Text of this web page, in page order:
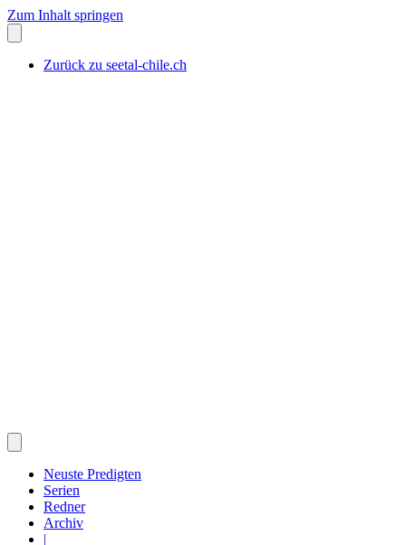
Zum Inhalt springen
Zurück zu seetal-chile.ch
Neuste Predigten
Serien
Redner
Archiv
|